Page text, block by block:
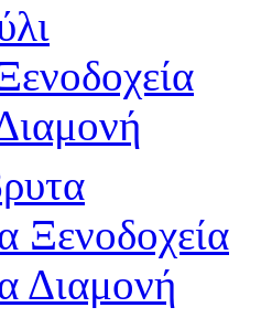
Ξενοδοχεία
Διαμονή